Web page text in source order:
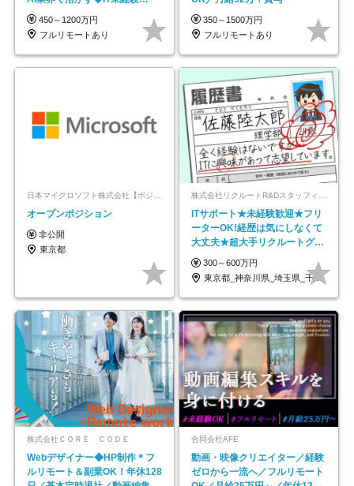
OK◆目指せるコンサル
450～1200万円
フルリモートあり
350～1500万円
フルリモートあり
オープンポジション
非公開
東京都
ITサポート★未経験歓迎★フリ
ーターOK!経歴は気にしなくて
大丈夫★超大手リクルートグル
ープの正社員/sg
300～600万円
東京都_神奈川県_埼玉県_千葉県_大阪府…
株式会社ＣＯＲＥ ＣＯＤＥ
Webデザイナー◆HP制作＊フ
ルリモート＆副業OK！年休128
合同会社AFE
動画・映像クリエイター／経験
ゼロから一流へ／フルリモート